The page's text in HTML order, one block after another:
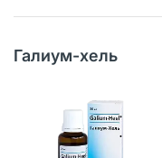
Галиум-хель